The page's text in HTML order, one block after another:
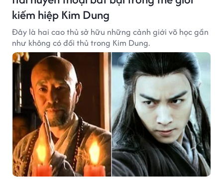
kiếm hiệp Kim Dung
Đây là hai cao thủ sở hữu những cảnh giới võ học gần
như không có đối thủ trong Kim Dung.